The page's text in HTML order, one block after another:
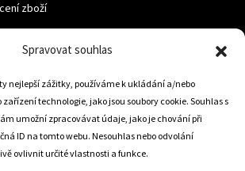
Spravovat souhlas
nejlepší zážitky, používáme k ukládání a/nebo
technologie, jako jsou soubory cookie. Souhlas s
umožní zpracovávat údaje, jako je chování při
ID na tomto webu. Nesouhlas nebo odvolání
ovlivnit určité vlastnosti a funkce.
zboží
s.r.o.
M.R.Štefanika 518,
02801